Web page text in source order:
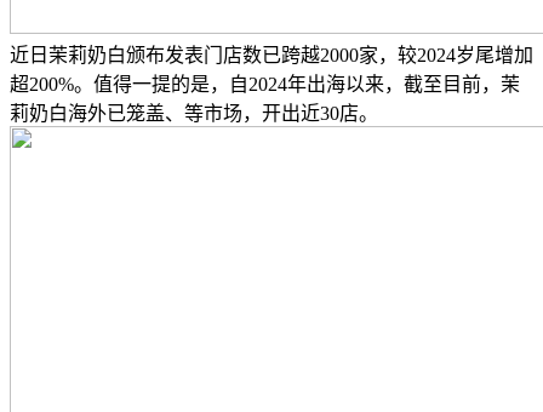
近日茉莉奶白颁布发表门店数已跨越2000家，较2024岁尾增加
超200%。值得一提的是，自2024年出海以来，截至目前，茉
莉奶白海外已笼盖、等市场，开出近30店。